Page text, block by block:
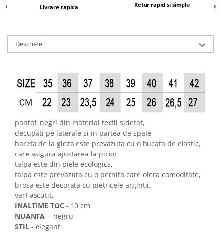
Livrare rapida Retur rapid si simplu
Descriere
pantofi negri din material textil sidefat,
decupati pe laterale si in partea de spate,
bareta de la gleza este prevazuta cu o bucata de elastic,
care asigura ajustarea la picior
talpa este din piele ecologica,
talpa este prevazuta cu o pernita care ofera comoditate,
brosa este decorata cu pietricele argintii,
varf ascutit,
INALTIME TOC - 10 cm
NUANTA - negru
STIL - elegant